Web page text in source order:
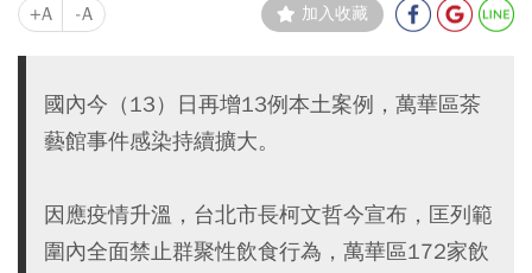
+A -A 加入收藏
國內今（13）日再增13例本土案例，萬華區茶
藝館事件感染持續擴大。
因應疫情升溫，台北市長柯文哲今宣布，匡列範
圍內全面禁止群聚性飲食行為，萬華區172家飲